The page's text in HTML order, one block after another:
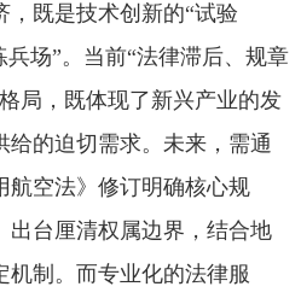
，既是技术创新的“试验
场”。当前“法律滞后、规章
局，既体现了新兴产业的发
给的迫切需求。未来，需通
航空法》修订明确核心规
出台厘清权属边界，结合地
机制。而专业化的法律服